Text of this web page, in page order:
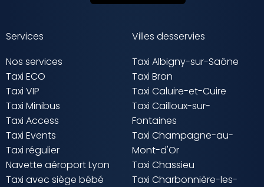
Services
Nos services
Taxi ECO
Taxi VIP
Taxi Minibus
Taxi Access
Taxi Events
Taxi régulier
Navette aéroport Lyon
Taxi avec siège bébé
Villes desservies
Taxi Albigny-sur-Saône
Taxi Bron
Taxi Caluire-et-Cuire
Taxi Cailloux-sur-
Fontaines
Taxi Champagne-au-
Mont-d'Or
Taxi Chassieu
Taxi Charbonnière-les-